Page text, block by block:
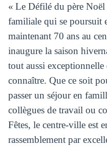
« Le Défilé du père
familiale qui se poursuit
maintenant 70 ans au
inaugure la saison
tout aussi exceptionnelle
connaître. Que ce soit
passer un séjour en
collègues de travail ou
Fêtes, le centre-ville est
rassemblement par